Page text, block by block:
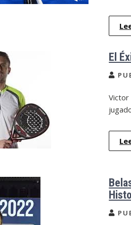
El
Victor